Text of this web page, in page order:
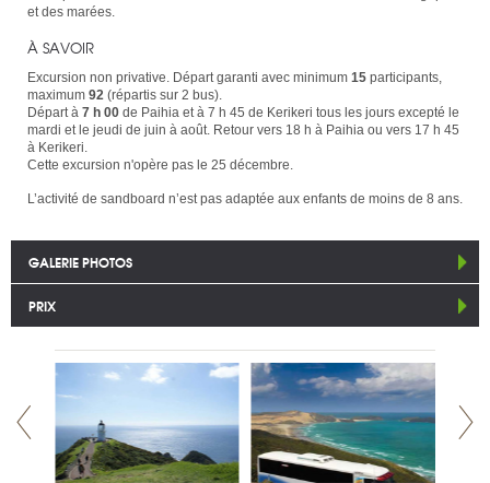
et des marées.
À SAVOIR
Excursion non privative. Départ garanti avec minimum 15 participants,
maximum 92 (répartis sur 2 bus).
Départ à 7 h 00 de Paihia et à 7 h 45 de Kerikeri tous les jours excepté le
mardi et le jeudi de juin à août. Retour vers 18 h à Paihia ou vers 17 h 45
à Kerikeri.
Cette excursion n'opère pas le 25 décembre.
L’activité de sandboard n’est pas adaptée aux enfants de moins de 8 ans.
GALERIE PHOTOS
PRIX